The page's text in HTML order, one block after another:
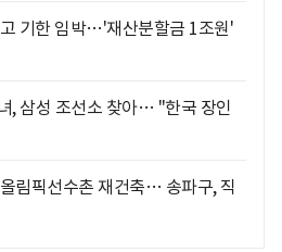
기한 임박…'재산분할금 1조원'
, 삼성 조선소 찾아… "한국 장인
림픽선수촌 재건축… 송파구, 직